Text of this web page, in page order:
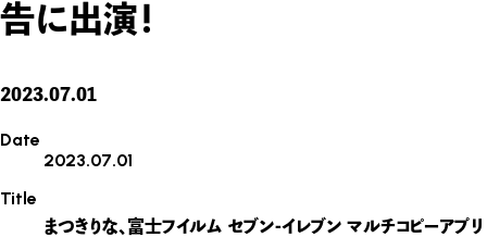
告に出演！
2023.07.01
Date
2023.07.01
Title
まつきりな、富士フイルム セブン-イレブン マルチコピーアプリ